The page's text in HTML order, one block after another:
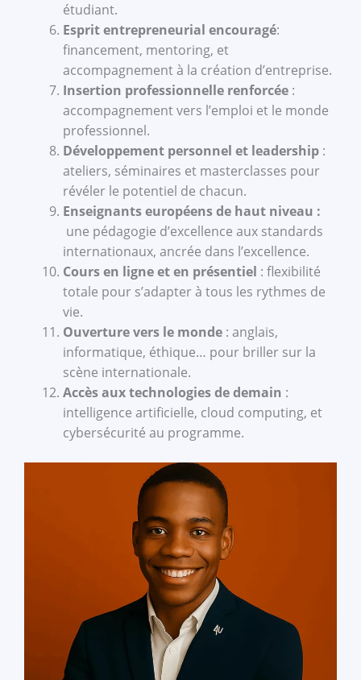
étudiant.
Esprit entrepreneurial encouragé:
financement, mentoring, et
accompagnement à la création d’entreprise.
Insertion professionnelle renforcée :
accompagnement vers l’emploi et le monde
professionnel.
Développement personnel et leadership :
ateliers, séminaires et masterclasses pour
révéler le potentiel de chacun.
Enseignants européens de haut niveau :
une pédagogie d’excellence aux standards
internationaux, ancrée dans l’excellence.
Cours en ligne et en présentiel : flexibilité
totale pour s’adapter à tous les rythmes de
vie.
Ouverture vers le monde : anglais,
informatique, éthique… pour briller sur la
scène internationale.
Accès aux technologies de demain :
intelligence artificielle, cloud computing, et
cybersécurité au programme.